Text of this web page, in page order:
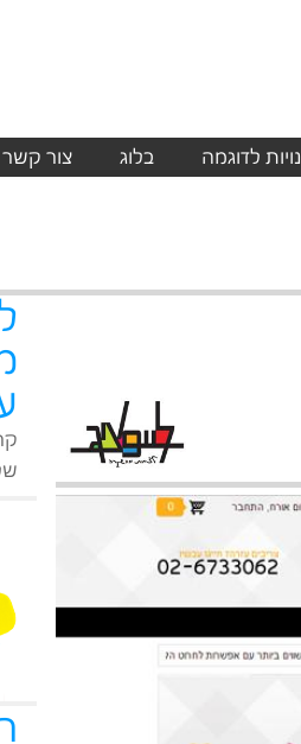
לדוגמה בלוג צור קשר